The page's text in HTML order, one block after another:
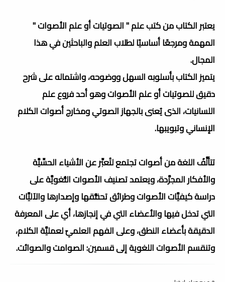
يعتبر الكتاب من كتب علم " الصوتيات أو علم الأصوات "
المهمة ومرجعًا أساسيًا لطلاب العلم والباحثين في هذا
المجال.
يتميز الكتاب بأسلوبه السهل ووضوحه، واشتماله على شرح
دقيق للصوتيات أو علم الأصوات وهو أحد فروع علم
اللسانيات، الذى يُعنى بالجهاز الصوتي ومخارج أصوات الكلام
الإنساني وتبويبها.
تتألَّفُ اللغة من أصوات تجتمع لتُعبِّر عن الأشياء الحسِّيَّة
والأفكار المجرَّدة، ويعتمد تصنيف الأصوات اللُّغويَّة على
دراسة كيفيَّات الأصوات وطرائق تحقُّقها وإصدارها والآليَّات
التي تدخل فيها والأعضاء التي في إنجازها، أي على المعرفة
الدقيقة بأعضاء النطق، وعلى الفهم العلميّ لعمليَّة الكلام،
وتنقسم الأصوات اللغوية إلى قسمين: الصوامت والصوائت.